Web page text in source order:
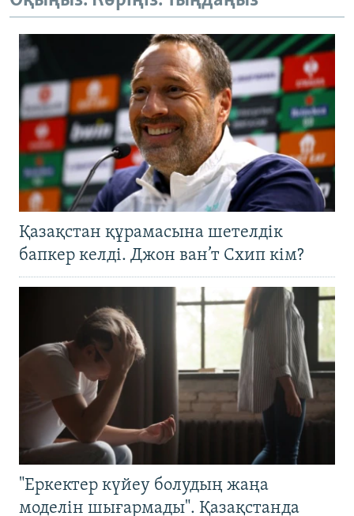
Қазақстан құрамасына шетелдік
бапкер келді. Джон ван’т Схип кім?
"Еркектер күйеу болудың жаңа
моделін шығармады". Қазақстанда